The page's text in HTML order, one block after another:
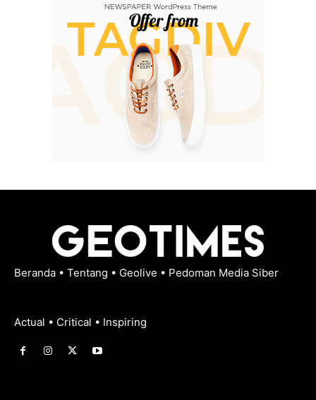
Beranda • Tentang • Geolive • Pedoman Media Siber
Actual • Critical • Inspiring